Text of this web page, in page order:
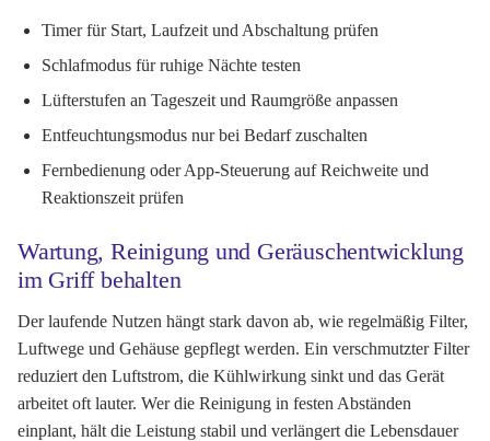
Timer für Start, Laufzeit und Abschaltung prüfen
Schlafmodus für ruhige Nächte testen
Lüfterstufen an Tageszeit und Raumgröße anpassen
Entfeuchtungsmodus nur bei Bedarf zuschalten
Fernbedienung oder App-Steuerung auf Reichweite und
Reaktionszeit prüfen
Wartung, Reinigung und Geräuschentwicklung
im Griff behalten
Der laufende Nutzen hängt stark davon ab, wie regelmäßig Filter,
Luftwege und Gehäuse gepflegt werden. Ein verschmutzter Filter
reduziert den Luftstrom, die Kühlwirkung sinkt und das Gerät
arbeitet oft lauter. Wer die Reinigung in festen Abständen
einplant, hält die Leistung stabil und verlängert die Lebensdauer